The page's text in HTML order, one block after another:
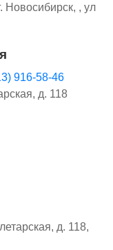
Новосибирск, , ул
916-58-46
д. 118
д. 118,